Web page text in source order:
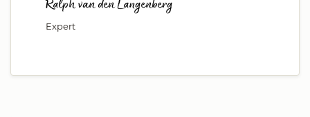
Ralph van den Langenberg
Expert